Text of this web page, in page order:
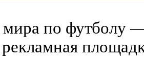
по футболу —
рекламная